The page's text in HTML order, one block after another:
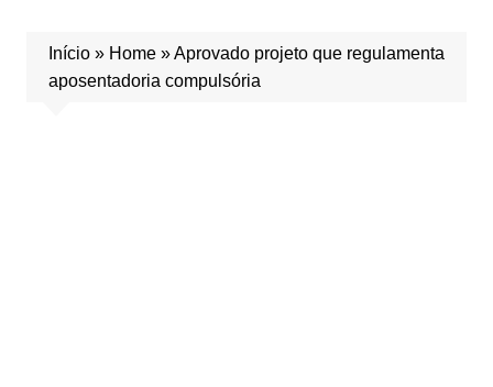
Início» Home»Aprovado projeto que regulamenta
aposentadoria compulsória